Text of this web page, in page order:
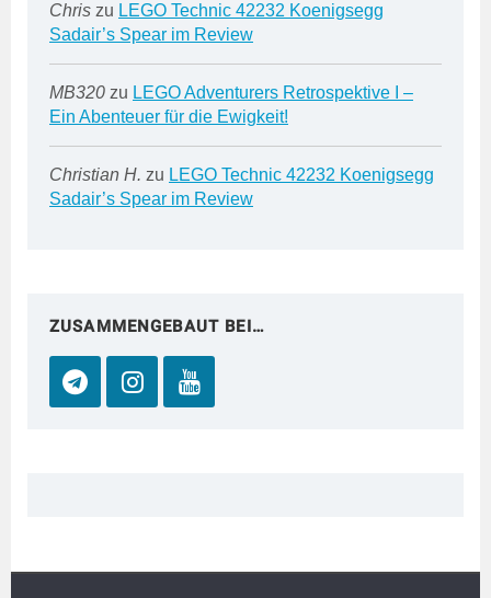
Chris zu LEGO Technic 42232 Koenigsegg
Sadair’s Spear im Review
MB320 zu LEGO Adventurers Retrospektive I –
Ein Abenteuer für die Ewigkeit!
Christian H. zu LEGO Technic 42232 Koenigsegg
Sadair’s Spear im Review
ZUSAMMENGEBAUT BEI…